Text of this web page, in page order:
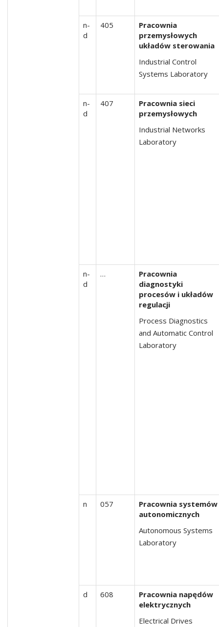
n-
d
405
Pracownia
przemysłowych
układów sterowania
Industrial Control
Systems Laboratory
n-
d
407
Pracownia sieci
przemysłowych
Industrial Networks
Laboratory
n-
d
…
Pracownia
diagnostyki
procesów i układów
regulacji
Process Diagnostics
and Automatic Control
Laboratory
n 057
Pracownia systemów
autonomicznych
Autonomous Systems
Laboratory
d 608
Pracownia napędów
elektrycznych
Electrical Drives